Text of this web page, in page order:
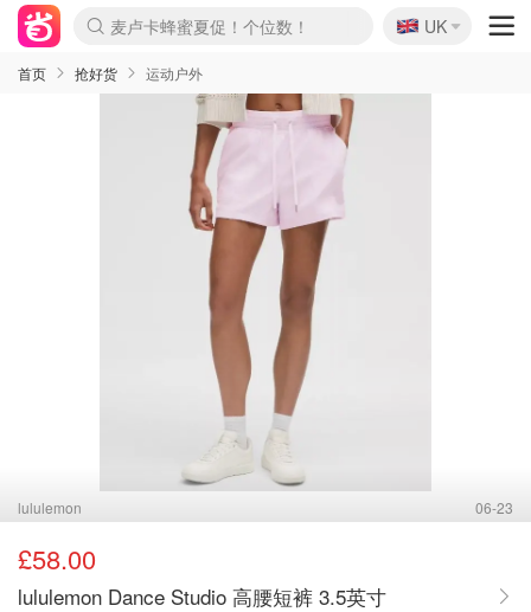
麦卢卡蜂蜜夏促！个位数！
Prada/Miu 4.8折！
啥？必胜客披萨5折！
🇬🇧
UK
首页 抢好货 运动户外
lululemon 06-23
£58.00
lululemon Dance Studio 高腰短裤 3.5英寸